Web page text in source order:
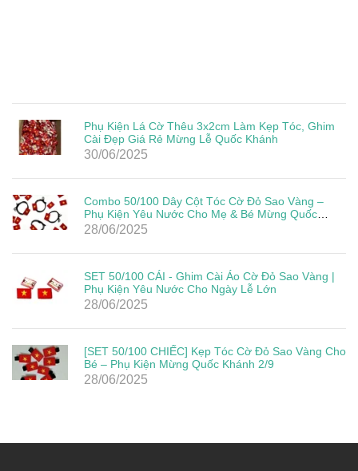
Phụ Kiện Lá Cờ Thêu 3x2cm Làm Kẹp Tóc, Ghim
Cài Đẹp Giá Rẻ Mừng Lễ Quốc Khánh
30/06/2025
Combo 50/100 Dây Cột Tóc Cờ Đỏ Sao Vàng –
Phụ Kiện Yêu Nước Cho Mẹ & Bé Mừng Quốc
Khánh 2/9
28/06/2025
SET 50/100 CÁI - Ghim Cài Áo Cờ Đỏ Sao Vàng |
Phụ Kiện Yêu Nước Cho Ngày Lễ Lớn
28/06/2025
[SET 50/100 CHIẾC] Kẹp Tóc Cờ Đỏ Sao Vàng Cho
Bé – Phụ Kiện Mừng Quốc Khánh 2/9
28/06/2025